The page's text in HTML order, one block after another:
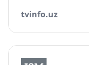
tvinfo.uz